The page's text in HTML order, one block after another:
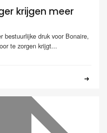
krijgen meer
bestuurlijke druk voor Bonaire,
te zorgen krijgt...